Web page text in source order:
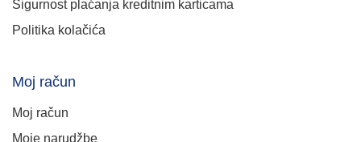
Sigurnost plaćanja kreditnim karticama
Politika kolačića
Moj račun
Moj račun
Moje narudžbe